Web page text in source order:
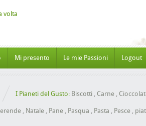
Mi presento Le mie Passioni Logout
I Pianeti del Gusto: Biscotti , Carne ,
, Natale , Pane , Pasqua , Pasta , Pesce ,